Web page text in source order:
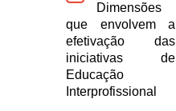
Dimensões
que envolvem a
efetivação das
iniciativas de
Educação
Interprofissional